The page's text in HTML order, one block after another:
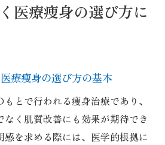
医療痩身の選び方に
療痩身の選び方の基本
とで行われる痩身治療であり、
く肌質改善にも効果が期待でき
感を求める際には、医学的根拠に